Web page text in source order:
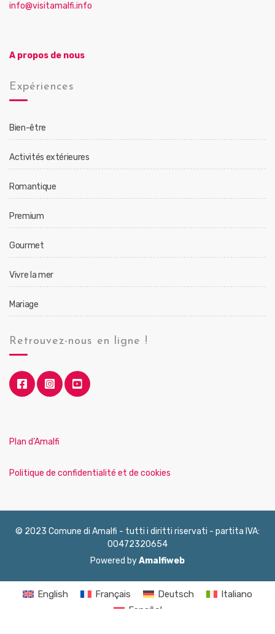
info@visitamalfi.info
A propos de nous
Expériences
Bien-être
Activités extérieures
Romantique
Premium
Gourmet
Vivre la mer
Mariage
Retrouvez-nous en ligne !
Plan d’Amalfi
Politique de confidentialité et de cookies
© 2023 Comune di Amalfi - tutti i diritti riservati - partita IVA:
00472320654
Powered byAmalfiweb
English Français Deutsch
Italiano
Español